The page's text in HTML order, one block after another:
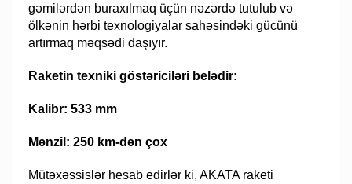
gəmilərdən buraxılmaq üçün nəzərdə tutulub və
ölkənin hərbi texnologiyalar sahəsindəki gücünü
artırmaq məqsədi daşıyır.
Raketin texniki göstəriciləri belədir:
Kalibr: 533 mm
Mənzil: 250 km-dən çox
Mütəxəssislər hesab edirlər ki, AKATA raketi